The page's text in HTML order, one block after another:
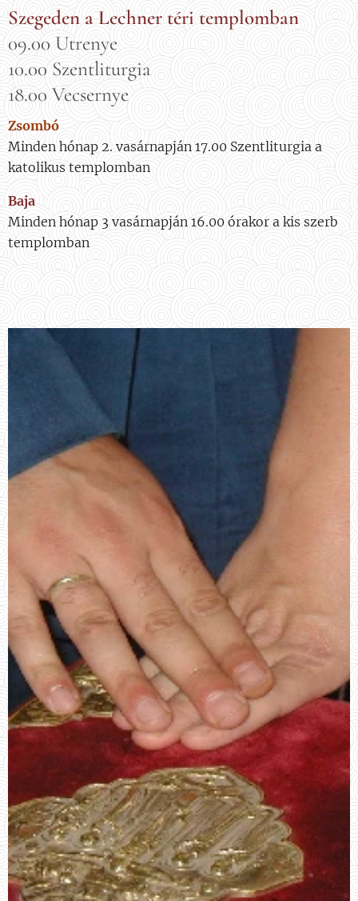
Szegeden a Lechner téri templomban
09.00 Utrenye
10.00 Szentliturgia
18.00 Vecsernye
Zsombó
Minden hónap 2. vasárnapján 17.00 Szentliturgia a
katolikus templomban
Baja
Minden hónap 3 vasárnapján 16.00 órakor a kis szerb
templomban